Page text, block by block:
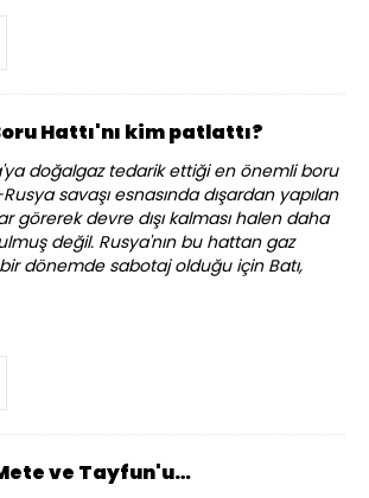
Hattı'nı kim patlattı?
doğalgaz tedarik ettiği en önemli boru
savaşı esnasında dışardan yapılan
görerek devre dışı kalması halen daha
değil. Rusya'nın bu hattan gaz
dönemde sabotaj olduğu için Batı,
ve Tayfun'u…